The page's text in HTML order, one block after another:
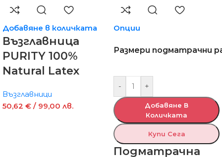
Добавяне в количката
Възглавница
PURITY 100%
Natural Latex
Възглавници
50,62 € / 99,00 лв.
Опции
Размери подматрачни
- +
Добавяне В
Количката
Купи Сега
Подматрачна